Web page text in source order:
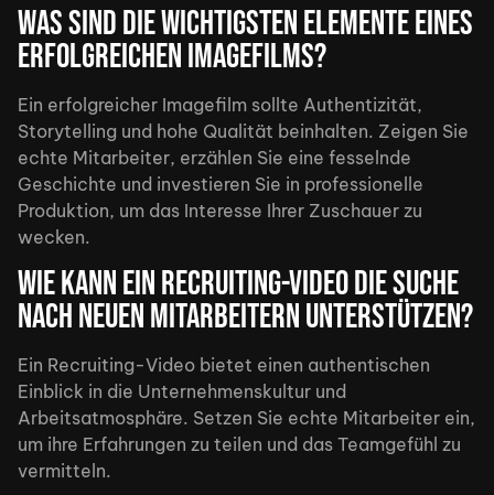
Was sind die wichtigsten Elemente eines
erfolgreichen Imagefilms?
Ein erfolgreicher Imagefilm sollte Authentizität,
Storytelling und hohe Qualität beinhalten. Zeigen Sie
echte Mitarbeiter, erzählen Sie eine fesselnde
Geschichte und investieren Sie in professionelle
Produktion, um das Interesse Ihrer Zuschauer zu
wecken.
Wie kann ein Recruiting-Video die Suche
nach neuen Mitarbeitern unterstützen?
Ein Recruiting-Video bietet einen authentischen
Einblick in die Unternehmenskultur und
Arbeitsatmosphäre. Setzen Sie echte Mitarbeiter ein,
um ihre Erfahrungen zu teilen und das Teamgefühl zu
vermitteln.